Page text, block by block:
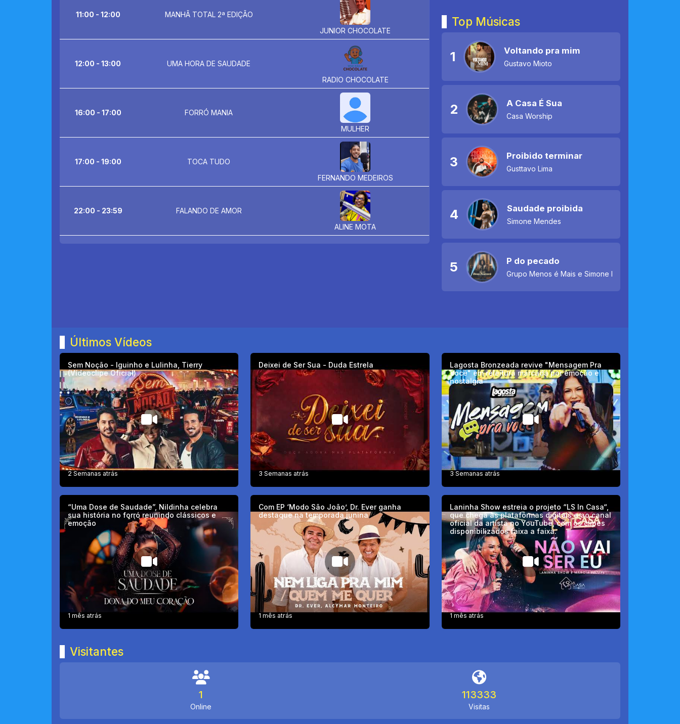
11:00 - 12:00
MANHÃ TOTAL 2ª EDIÇÃO
JUNIOR CHOCOLATE
12:00 - 13:00
UMA HORA DE SAUDADE
RADIO CHOCOLATE
16:00 - 17:00
FORRÓ MANIA
MULHER
17:00 - 19:00
TOCA TUDO
FERNANDO MEDEIROS
22:00 - 23:59
FALANDO DE AMOR
ALINE MOTA
Top Músicas
1 Voltando pra mim
Gustavo Mioto
2 A Casa É Sua
Casa Worship
3 Proibido terminar
Gusttavo Lima
4 Saudade proibida
Simone Mendes
5 P do pecado
Grupo Menos é Mais e Simone Mendes
Últimos Vídeos
Sem Noção - Iguinho e Lulinha, Tierry
(Vídeoclipe Oficial)
2 Semanas atrás
Deixei de Ser Sua - Duda Estrela
3 Semanas atrás
Lagosta Bronzeada revive "Mensagem Pra
Você" em releitura marcada por emoção e
nostalgia
3 Semanas atrás
“Uma Dose de Saudade”, Nildinha celebra
sua história no forró reunindo clássicos e
emoção
1 mês atrás
Com EP ‘Modo São João’, Dr. Ever ganha
destaque na temporada junina
1 mês atrás
Laninha Show estreia o projeto “LS In Casa“,
que chega às plataformas digitais e ao canal
oficial da artista no YouTube, com os clipes
disponibilizados faixa a faixa.
1 mês atrás
Visitantes
1
Online
113333
Visitas